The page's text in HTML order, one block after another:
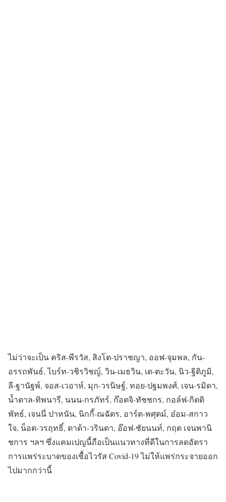
ไม่ว่าจะเป็น คริส-พีรวัส, สิงโต-ปราชญา, ออฟ-จุมพล, กัน-
อรรถพันธ์, ไบร์ท-วชิรวิชญ์, วิน-เมธวิน, เต-ตะวัน, นิว-ฐิติภูมิ,
ลี-ฐานัฐพ์, จอส-เวอาห์, มุก-วรนิษฐ์, ทอย-ปฐมพงศ์, เจน-รมิดา,
น้ำตาล-ทิพนารี, นนน-กรภัทร์, ก๊อตจิ-ทัชชกร, กอล์ฟ-กิตติ
พัทธ์, เจนนี่ ปาหนัน, นิกกี้-ณฉัตร, อาร์ต-พศุตม์, อ๋อม-สกาว
ใจ, น็อต-วรฤทธิ์, ดาด้า-วรินดา, อ๊อฟ-ชัยนนท์, กฤต เจนพานิ
ชการ ฯลฯ ซึ่งแคมเปญนี้ถือเป็นแนวทางที่ดีในการลดอัตรา
การแพร่ระบาดของเชื้อไวรัส Covid-19 ไม่ให้แพร่กระจายออก
ไปมากกว่านี้